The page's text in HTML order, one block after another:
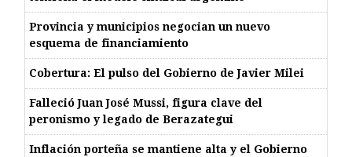
Provincia y municipios negocian un nuevo
esquema de financiamiento
Cobertura: El pulso del Gobierno de Javier Milei
Falleció Juan José Mussi, figura clave del
peronismo y legado de Berazategui
Inflación porteña se mantiene alta y el Gobierno